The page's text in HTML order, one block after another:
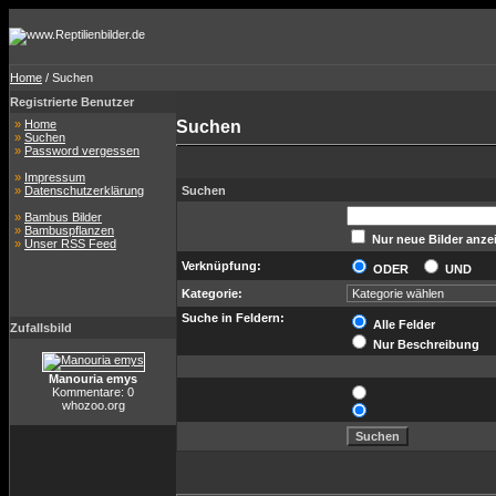
Home / Suchen
Registrierte Benutzer
» Home
» Suchen
» Password vergessen
» Impressum
» Datenschutzerklärung
» Bambus Bilder
» Bambuspflanzen
» Unser RSS Feed
Zufallsbild
Manouria emys
Kommentare: 0
whozoo.org
Suchen
Suchen
Nur neue Bilder
Verknüpfung:
ODER
UND
Kategorie:
Suche in Feldern:
Alle Felder
Nur Beschreibung